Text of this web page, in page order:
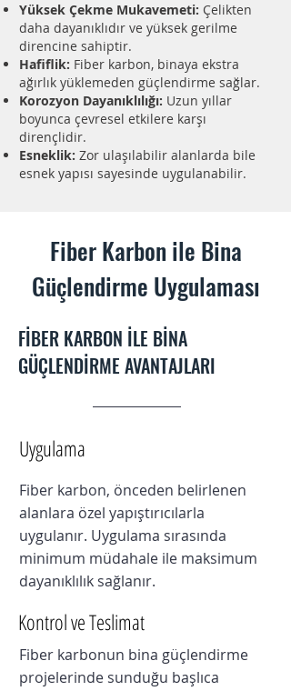
Yüksek Çekme Mukavemeti: Çelikten
daha dayanıklıdır ve yüksek gerilme
direncine sahiptir.
Hafiflik: Fiber karbon, binaya ekstra
ağırlık yüklemeden güçlendirme sağlar.
Korozyon Dayanıklılığı: Uzun yıllar
boyunca çevresel etkilere karşı
dirençlidir.
Esneklik: Zor ulaşılabilir alanlarda bile
esnek yapısı sayesinde uygulanabilir.
Fiber Karbon ile Bina
Güçlendirme Uygulaması
FİBER KARBON İLE BİNA
GÜÇLENDİRME AVANTAJLARI
Uygulama
Fiber karbon, önceden belirlenen
alanlara özel yapıştırıcılarla
uygulanır. Uygulama sırasında
minimum müdahale ile maksimum
dayanıklılık sağlanır.
Kontrol ve Teslimat
Fiber karbonun bina güçlendirme
projelerinde sunduğu başlıca